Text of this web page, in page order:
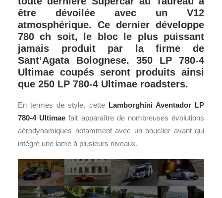
être dévoilée avec un V12
atmosphérique. Ce dernier développe
780 ch soit, le bloc le plus puissant
jamais produit par la firme de
Sant’Agata Bolognese. 350 LP 780-4
Ultimae coupés seront produits ainsi
que 250 LP 780-4 Ultimae roadsters.
En termes de style, cette Lamborghini Aventador LP
780-4 Ultimae fait apparaître de nombreuses évolutions
aérodynamiques notamment avec un bouclier avant qui
intègre une lame à plusieurs niveaux.